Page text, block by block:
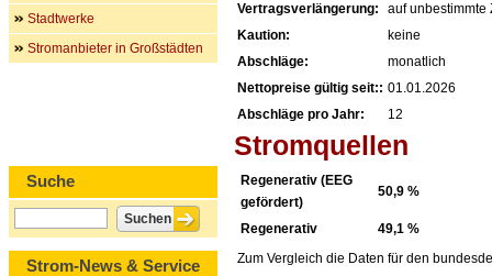
Vertragsverlängerung:
auf unbestimmte
Kaution:
keine
Abschläge:
monatlich
Nettopreise gültig seit:: 01.01.2026
Abschläge pro Jahr:
12
Stromquellen
Regenerativ (EEG
gefördert)
50,9 %
Regenerativ
49,1 %
Zum Vergleich die Daten für den
Stadtwerke
Stromanbieter in Großstädten
Suche
Strom-News & Service